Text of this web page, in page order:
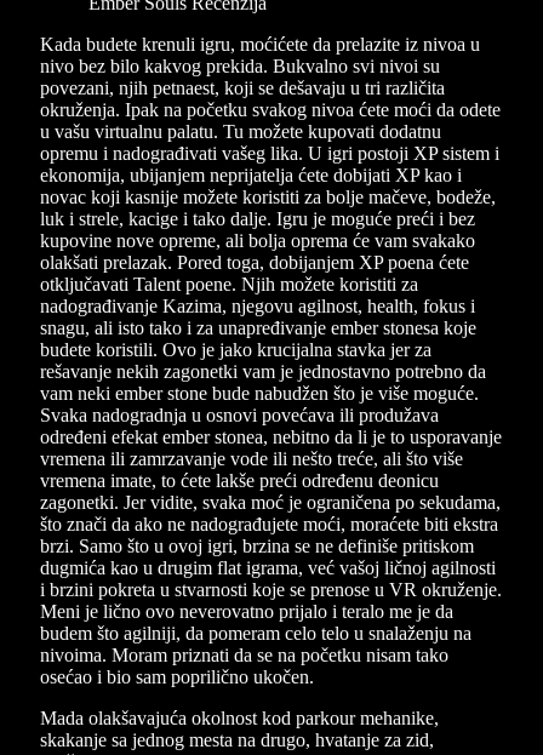
Kada budete krenuli igru, moćićete da prelazite iz nivoa u
nivo bez bilo kakvog prekida. Bukvalno svi nivoi su
povezani, njih petnaest, koji se dešavaju u tri različita
okruženja. Ipak na početku svakog nivoa ćete moći da odete
u vašu virtualnu palatu. Tu možete kupovati dodatnu
opremu i nadograđivati vašeg lika. U igri postoji XP sistem i
ekonomija, ubijanjem neprijatelja ćete dobijati XP kao i
novac koji kasnije možete koristiti za bolje mačeve, bodeže,
luk i strele, kacige i tako dalje. Igru je moguće preći i bez
kupovine nove opreme, ali bolja oprema će vam svakako
olakšati prelazak. Pored toga, dobijanjem XP poena ćete
otključavati Talent poene. Njih možete koristiti za
nadograđivanje Kazima, njegovu agilnost, health, fokus i
snagu, ali isto tako i za unapređivanje ember stonesa koje
budete koristili. Ovo je jako krucijalna stavka jer za
rešavanje nekih zagonetki vam je jednostavno potrebno da
vam neki ember stone bude nabudžen što je više moguće.
Svaka nadogradnja u osnovi povećava ili produžava
određeni efekat ember stonea, nebitno da li je to usporavanje
vremena ili zamrzavanje vode ili nešto treće, ali što više
vremena imate, to ćete lakše preći određenu deonicu
zagonetki. Jer vidite, svaka moć je ograničena po sekudama,
što znači da ako ne nadograđujete moći, moraćete biti ekstra
brzi. Samo što u ovoj igri, brzina se ne definiše pritiskom
dugmića kao u drugim flat igrama, već vašoj ličnoj agilnosti
i brzini pokreta u stvarnosti koje se prenose u VR okruženje.
Meni je lično ovo neverovatno prijalo i teralo me je da
budem što agilniji, da pomeram celo telo u snalaženju na
nivoima. Moram priznati da se na početku nisam tako
osećao i bio sam poprilično ukočen.
Mada olakšavajuća okolnost kod parkour mehanike,
skakanje sa jednog mesta na drugo, hvatanje za zid,